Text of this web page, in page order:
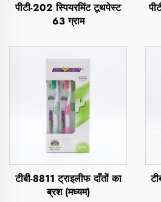
पीटी-202 स्पियरमिंट टूथपेस्ट
63 ग्राम
टीबी-8811 ट्राइलीफ दाँतों का
ब्रश (मध्यम)